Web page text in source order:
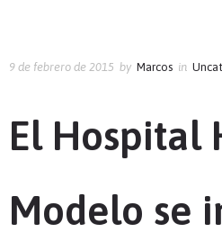
9 de febrero de 2015 by Marcos in
El Hospital
Modelo se